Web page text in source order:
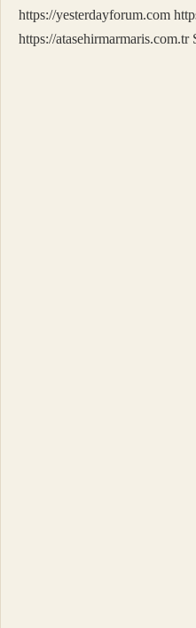
https://yesterdayforum.com
https://atasehirmarmaris.com.tr